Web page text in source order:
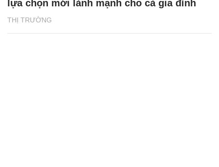
THỊ TRƯỜNG
lựa chọn mới lành mạnh cho cả gia đình